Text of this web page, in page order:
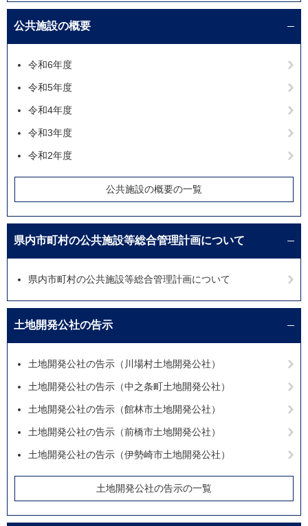
公共施設の概要
令和6年度
令和5年度
令和4年度
令和3年度
令和2年度
公共施設の概要の一覧
県内市町村の公共施設等総合管理計画について
県内市町村の公共施設等総合管理計画について
土地開発公社の告示
土地開発公社の告示（川場村土地開発公社）
土地開発公社の告示（中之条町土地開発公社）
土地開発公社の告示（館林市土地開発公社）
土地開発公社の告示（前橋市土地開発公社）
土地開発公社の告示（伊勢崎市土地開発公社）
土地開発公社の告示の一覧